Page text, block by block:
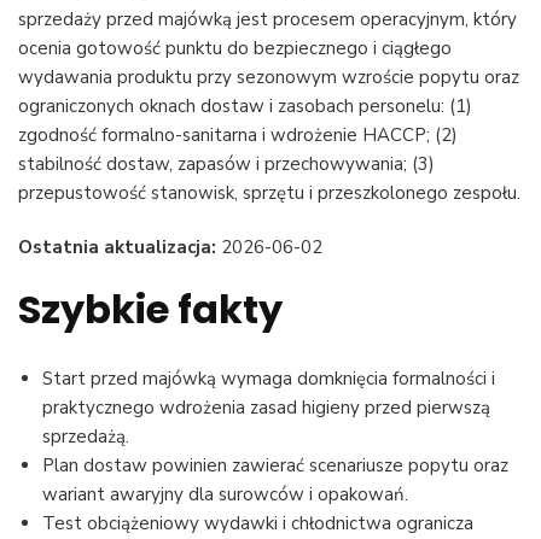
przed
majówką:
startu
sprzedaży przed majówką jest procesem operacyjnym, który
ocenia gotowość punktu do bezpiecznego i ciągłego
wydawania produktu przy sezonowym wzroście popytu oraz
ograniczonych oknach dostaw i zasobach personelu: (1)
zgodność formalno-sanitarna i wdrożenie HACCP; (2)
stabilność dostaw, zapasów i przechowywania; (3)
przepustowość stanowisk, sprzętu i przeszkolonego zespołu.
Ostatnia aktualizacja: 2026-06-02
Szybkie fakty
Start przed majówką wymaga domknięcia formalności i
praktycznego wdrożenia zasad higieny przed pierwszą
sprzedażą.
Plan dostaw powinien zawierać scenariusze popytu oraz
wariant awaryjny dla surowców i opakowań.
Test obciążeniowy wydawki i chłodnictwa ogranicza